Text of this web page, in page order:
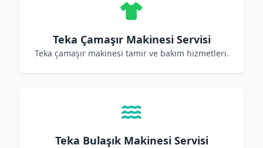
Teka Çamaşır Makinesi Servisi
Teka çamaşır makinesi tamir ve bakım hizmetleri.
Teka Bulaşık Makinesi Servisi